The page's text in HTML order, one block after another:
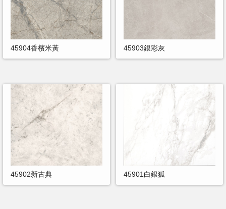
45904香檳米黃 45903銀彩灰
45902新古典 45901白銀狐